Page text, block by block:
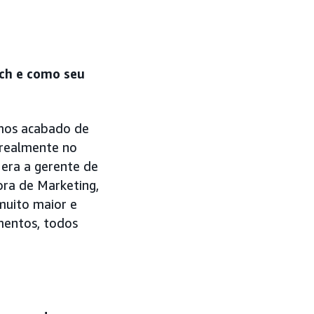
e como seu
acabado de
no
a gerente de
de Marketing,
maior e
todos